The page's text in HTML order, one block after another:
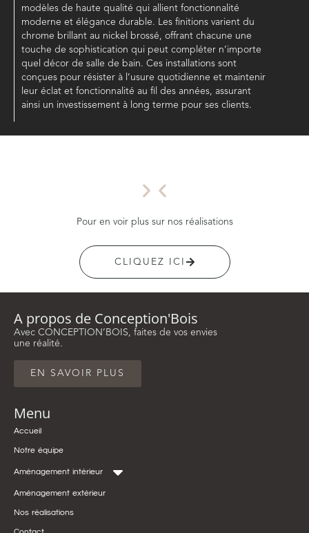
modèles de haute qualité qui allient fonctionnalité
moderne et élégance durable. Les finitions varient du
chrome brillant au nickel brossé, offrant chacune une
touche de sophistication qui peut compléter n’importe
quel décor de salle de bain. Ces installations sont
conçues pour résister à l’usure quotidienne et maintenir
leur éclat et fonctionnalité au fil des années, assurant
ainsi un investissement à long terme pour ses clients.
CLIQUEZ ICI
Pour en voir plus sur nos réalisations
A propos de Conception'Bois
Avec CONCEPTION’BOIS, faites de vos envies
une réalité.
EN SAVOIR PLUS
Menu
Accueil
Notre équipe
Aménagement intérieur
Aménagement extérieur
Nos réalisations